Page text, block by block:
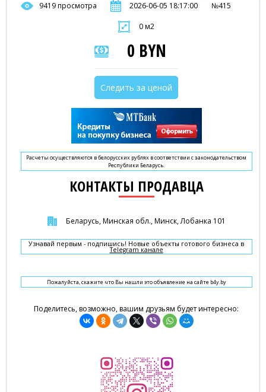
9419 просмотра 2026-06-05 18:17:00 №415
0 м2
0 BYN
Следить за ценой
Расчеты осуществляются в белорусских рублях в соответствии с законодательством
Республики Беларусь.
КОНТАКТЫ ПРОДАВЦА
Беларусь, Минская обл., Минск, Лобанка 101
Узнавай первым - подпишись! Новые объекты готового бизнеса в
Telegram канале
Пожалуйста, скажите что Вы нашли это объявление на сайте b4y.by
Поделитесь, возможно, вашим друзьям будет интересно: